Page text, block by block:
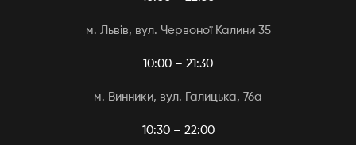
м. Львів, вул. Червоної Калини 35
10:00 – 21:30
м. Винники, вул. Галицька, 76а
10:30 – 22:00